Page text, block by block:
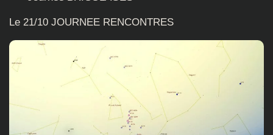
Le 21/10 JOURNEE RENCONTRES